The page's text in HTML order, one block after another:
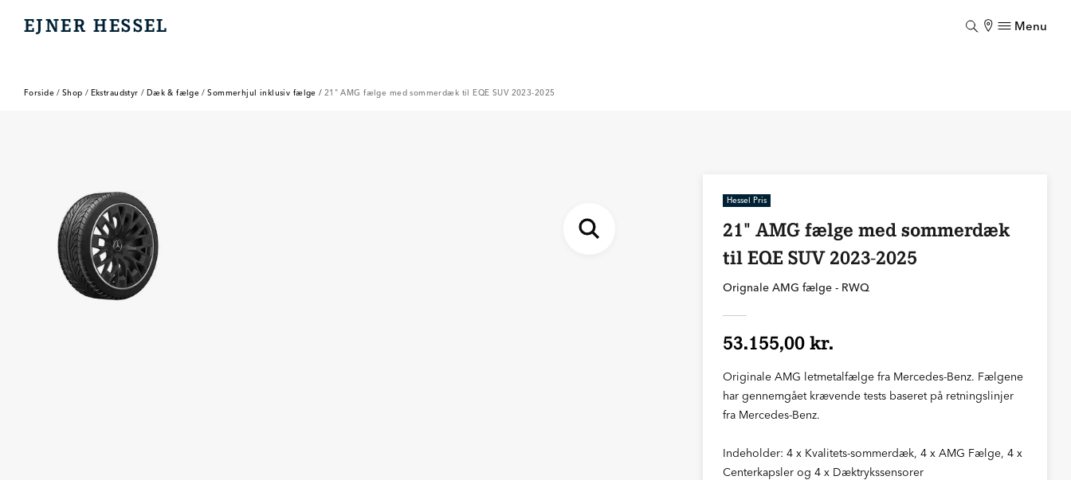
EJNER HESSEL Menu
Forside / Shop / Ekstraudstyr / Dæk & fælge / Sommerhjul inklusiv fælge / 21" AMG fælge med sommerdæk til EQE SUV 2023-2025
Hessel Pris
21" AMG fælge med sommerdæk
til EQE SUV 2023-2025
Orignale AMG fælge - RWQ
53.155,00 kr.
Originale AMG letmetalfælge fra Mercedes-Benz. Fælgene
har gennemgået krævende tests baseret på retningslinjer
fra Mercedes-Benz.
Indeholder: 4 x Kvalitets-sommerdæk, 4 x AMG Fælge, 4 x
Centerkapsler og 4 x Dæktrykssensorer